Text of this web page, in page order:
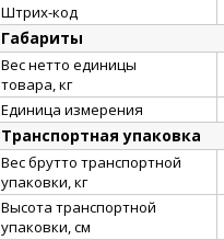
Штрих-код
Габариты
Вес нетто единицы
товара, кг
Единица измерения
Транспортная упаковка
Вес брутто транспортной
упаковки, кг
Высота транспортной
упаковки, см